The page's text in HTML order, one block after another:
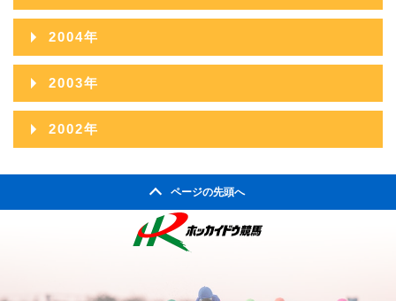
2014年01月
2013年02月
2013年01月
2012年03月
2012年02月
2012年01月
2011年05月
2011年03月
2011年02月
2010年06月
2010年05月
2010年03月
2009年07月
2009年06月
2009年05月
2009年03月
2008年08月
2008年07月
2008年06月
2008年05月
2007年10月
2007年09月
2007年08月
2007年07月
2006年11月
2006年10月
2006年09月
2006年08月
2005年12月
2005年11月
2005年10月
2005年09月
2005年08月
2005年07月
2004年
2004年12月
2004年11月
2004年10月
2004年06月
2003年
2003年12月
2002年
ページの先頭へ